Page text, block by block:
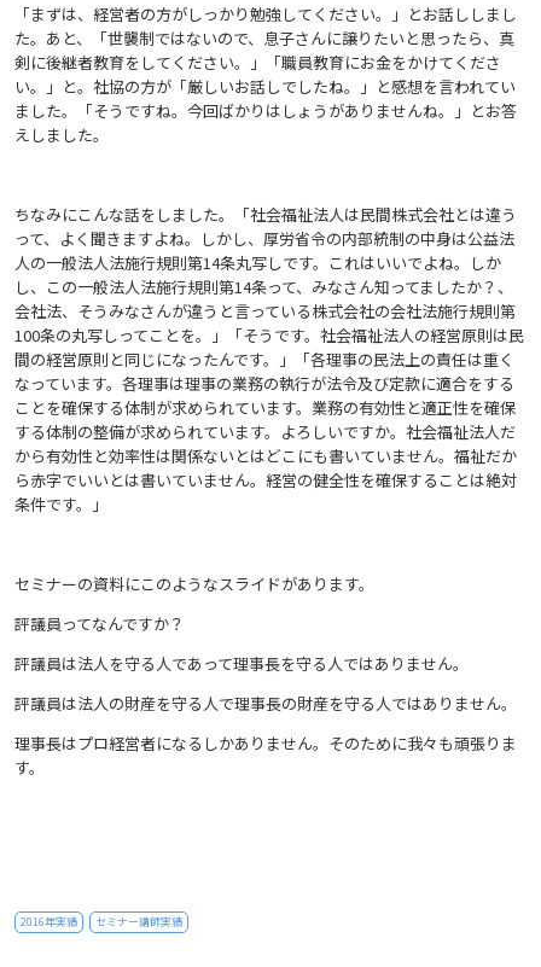
「まずは、経営者の方がしっかり勉強してください。」とお話ししまし
た。あと、「世襲制ではないので、息子さんに譲りたいと思ったら、真
剣に後継者教育をしてください。」「職員教育にお金をかけてくださ
い。」と。社協の方が「厳しいお話しでしたね。」と感想を言われてい
ました。「そうですね。今回ばかりはしょうがありませんね。」とお答
えしました。
ちなみにこんな話をしました。「社会福祉法人は民間株式会社とは違う
って、よく聞きますよね。しかし、厚労省令の内部統制の中身は公益法
人の一般法人法施行規則第14条丸写しです。これはいいでよね。しか
し、この一般法人法施行規則第14条って、みなさん知ってましたか？、
会社法、そうみなさんが違うと言っている株式会社の会社法施行規則第
100条の丸写しってことを。」「そうです。社会福祉法人の経営原則は民
間の経営原則と同じになったんです。」「各理事の民法上の責任は重く
なっています。各理事は理事の業務の執行が法令及び定款に適合をする
ことを確保する体制が求められています。業務の有効性と適正性を確保
する体制の整備が求められています。よろしいですか。社会福祉法人だ
から有効性と効率性は関係ないとはどこにも書いていません。福祉だか
ら赤字でいいとは書いていません。経営の健全性を確保することは絶対
条件です。」
セミナーの資料にこのようなスライドがあります。
評議員ってなんですか？
評議員は法人を守る人であって理事長を守る人ではありません。
評議員は法人の財産を守る人で理事長の財産を守る人ではありません。
理事長はプロ経営者になるしかありません。そのために我々も頑張りま
す。
2016年実績 セミナー講師実績